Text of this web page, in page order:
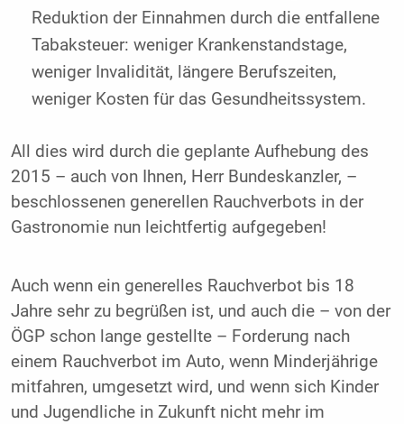
Reduktion der Einnahmen durch die entfallene
Tabaksteuer: weniger Krankenstandstage,
weniger Invalidität, längere Berufszeiten,
weniger Kosten für das Gesundheitssystem.
All dies wird durch die geplante Aufhebung des
2015 – auch von Ihnen, Herr Bundeskanzler, –
beschlossenen generellen Rauchverbots in der
Gastronomie nun leichtfertig aufgegeben!
Auch wenn ein generelles Rauchverbot bis 18
Jahre sehr zu begrüßen ist, und auch die – von der
ÖGP schon lange gestellte – Forderung nach
einem Rauchverbot im Auto, wenn Minderjährige
mitfahren, umgesetzt wird, und wenn sich Kinder
und Jugendliche in Zukunft nicht mehr im